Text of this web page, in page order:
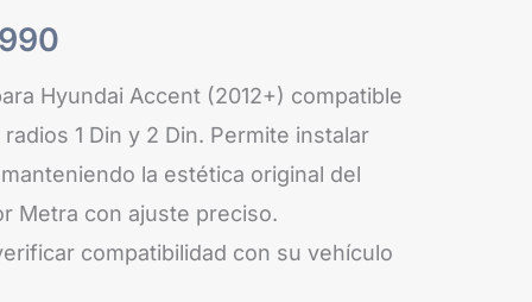
Hyundai Accent (2012+) compatible
1 Din y 2 Din. Permite instalar
la estética original del
Metra con ajuste preciso.
compatibilidad con su vehículo